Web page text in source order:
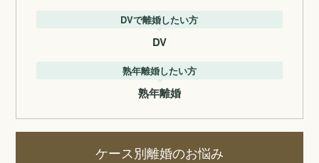
DVで離婚したい方
DV
熟年離婚したい方
熟年離婚
ケース別離婚のお悩み